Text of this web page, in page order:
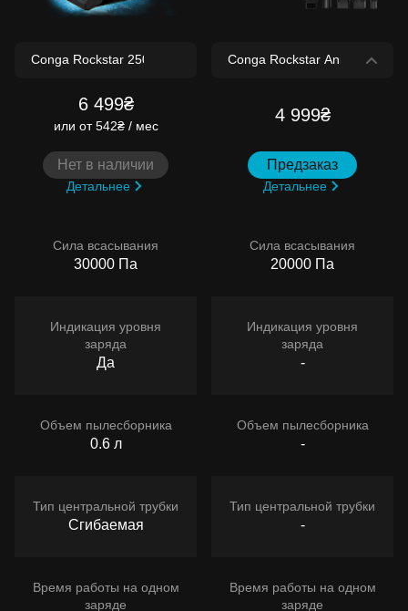
6 499₴
или от 542₴ / мес
Нет в наличии
Детальнее
Сила всасывания
30000 Па
Индикация уровня
заряда
Да
Объем пылесборника
0.6 л
Тип центральной трубки
Сгибаемая
Время работы на одном
заряде
4 999₴
Предзаказ
Детальнее
Сила всасывания
20000 Па
Индикация уровня
заряда
-
Объем пылесборника
-
Тип центральной трубки
-
Время работы на одном
заряде